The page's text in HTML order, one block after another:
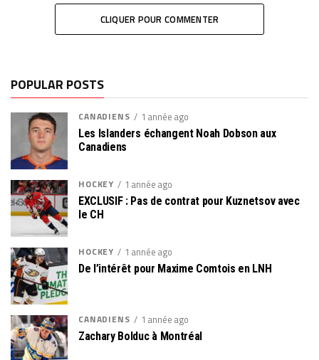
CLIQUER POUR COMMENTER
POPULAR POSTS
CANADIENS 1 année ago
Les Islanders échangent Noah Dobson aux
Canadiens
HOCKEY 1 année ago
EXCLUSIF : Pas de contrat pour Kuznetsov avec
le CH
HOCKEY 1 année ago
De l’intérêt pour Maxime Comtois en LNH
CANADIENS 1 année ago
Zachary Bolduc à Montréal